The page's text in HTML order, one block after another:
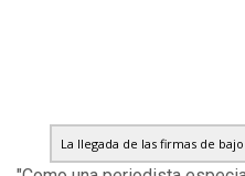
La llegada de las firmas de